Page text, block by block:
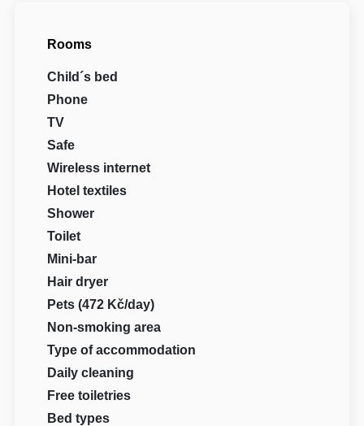
Rooms
Child´s bed
Phone
TV
Safe
Wireless internet
Hotel textiles
Shower
Toilet
Mini-bar
Hair dryer
Pets (472 Kč/day)
Non-smoking area
Type of accommodation
Daily cleaning
Free toiletries
Bed types